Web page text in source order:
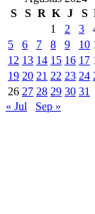
S
S R K J S
1
2 3
5
6 7 8 9 10
12 13 14 15 16 17
19 20 21 22 23 24
26 27 28 29 30 31
« Jul
Sep »